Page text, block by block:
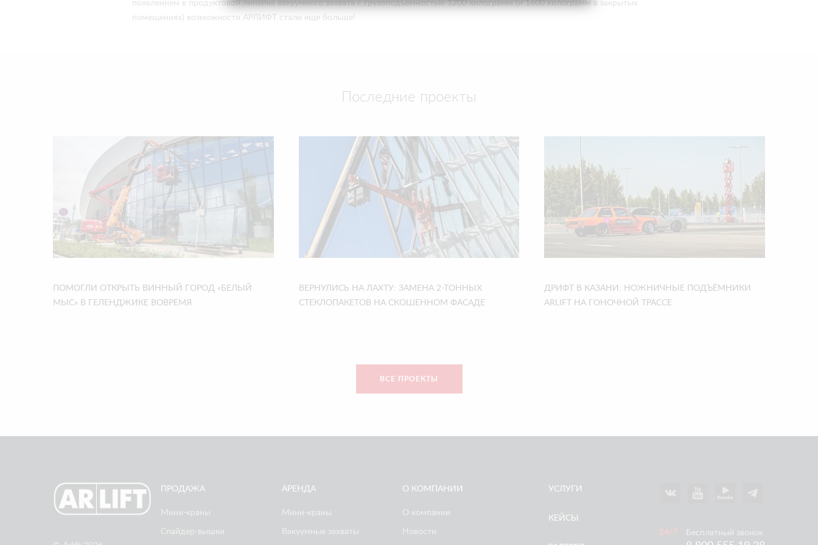
появлением в продуктовой линейке вакуумного захвата с грузоподъемностью 1200 килограмм (и 1600 килограмм в закрытых
помещениях) возможности АРЛИФТ стали еще больше!
Последние проекты
ПОМОГЛИ ОТКРЫТЬ ВИННЫЙ ГОРОД «БЕЛЫЙ
МЫС» В ГЕЛЕНДЖИКЕ ВОВРЕМЯ
ВЕРНУЛИСЬ НА ЛАХТУ: ЗАМЕНА 2-ТОННЫХ
СТЕКЛОПАКЕТОВ НА СКОШЕННОМ ФАСАДЕ
ДРИФТ В КАЗАНИ: НОЖНИЧНЫЕ ПОДЪЁМНИКИ
ARLIFT НА ГОНОЧНОЙ ТРАССЕ
ВСЕ ПРОЕКТЫ
ПРОДАЖА
Мини-краны
Спайдер-вышки
АРЕНДА
Мини-краны
Вакуумные захваты
О КОМПАНИИ
О компании
Новости
УСЛУГИ
КЕЙСЫ
Бесплатный звонок